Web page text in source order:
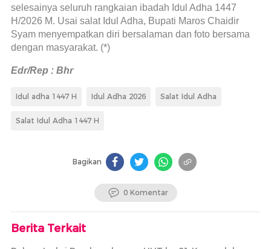
selesainya seluruh rangkaian ibadah Idul Adha 1447
H/2026 M. Usai salat Idul Adha, Bupati Maros Chaidir
Syam menyempatkan diri bersalaman dan foto bersama
dengan masyarakat. (*)
Edr/Rep : Bhr
Idul adha 1447 H Idul Adha 2026 Salat Idul Adha
Salat Idul Adha 1447 H
Bagikan
0 Komentar
Berita Terkait